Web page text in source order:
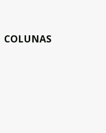
COLUNAS